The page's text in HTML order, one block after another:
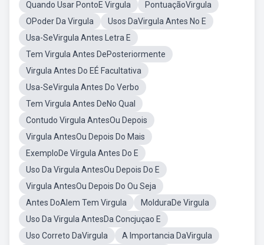
Quando Usar PontoE Virgula
PontuaçãoVirgula
OPoder Da Virgula
Usos DaVirgula Antes No E
Usa-SeVirgula Antes Letra E
Tem Virgula Antes DePosteriormente
Virgula Antes Do EÉ Facultativa
Usa-SeVirgula Antes Do Verbo
Tem Virgula Antes DeNo Qual
Contudo Virgula AntesOu Depois
Virgula AntesOu Depois Do Mais
ExemploDe Vírgula Antes Do E
Uso Da Virgula AntesOu Depois Do E
Virgula AntesOu Depois Do Ou Seja
Antes DoAlem Tem Virgula
MolduraDe Virgula
Uso Da Virgula AntesDa Concjuçao E
Uso Correto DaVirgula
A Importancia DaVirgula